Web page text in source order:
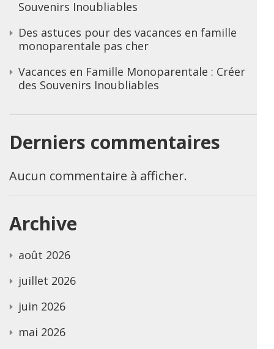
Souvenirs Inoubliables
Des astuces pour des vacances en famille
monoparentale pas cher
Vacances en Famille Monoparentale : Créer
des Souvenirs Inoubliables
Derniers commentaires
Aucun commentaire à afficher.
Archive
août 2026
juillet 2026
juin 2026
mai 2026